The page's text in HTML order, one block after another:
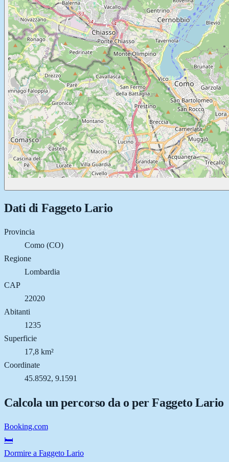
Dati di Faggeto Lario
Provincia
Como (CO)
Regione
Lombardia
CAP
22020
Abitanti
1235
Superficie
17,8 km²
Coordinate
45.8592, 9.1591
Calcola un percorso da o perFaggeto Lario
Booking.com
🛏️
Dormire a Faggeto Lario